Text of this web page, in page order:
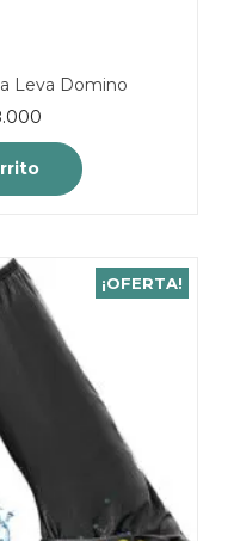
Leva Domino
precio
actual
es:
¡OFERTA!